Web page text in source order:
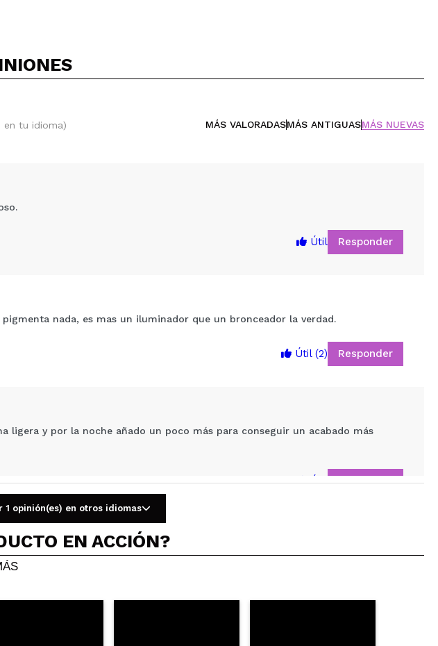
en tu idioma) MÁS VALORADASMÁS ANTIGUASMÁS NUEVAS
Útil Responder
nada, es mas un iluminador que un bronceador la verdad.
Útil (2) Responder
ligera y por la noche añado un poco más para conseguir un acabado más
Útil Responder
rostro y un brillo saludable sin partículas de purpurina demasiado evidentes
1 opinión(es) en otros idiomas
EN ACCIÓN?